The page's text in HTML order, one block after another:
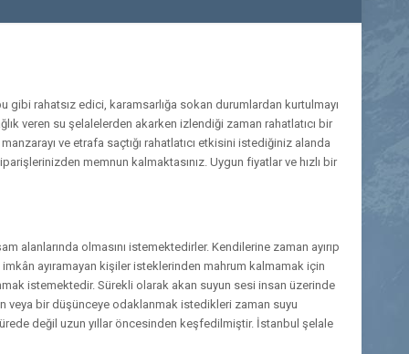
gibi rahatsız edici, karamsarlığa sokan durumlardan kurtulmayı
veren su şelalelerden akarken izlendiği zaman rahatlatıcı bir
ve etrafa saçtığı rahatlatıcı etkisini istediğiniz alanda
memnun kalmaktasınız. Uygun fiyatlar ve hızlı bir
alanlarında olmasını istemektedirler. Kendilerine zaman ayırıp
ayıramayan kişiler isteklerinden mahrum kalmamak için
istemektedir. Sürekli olarak akan suyun sesi insan üzerinde
veya bir düşünceye odaklanmak istedikleri zaman suyu
değil uzun yıllar öncesinden keşfedilmiştir. İstanbul şelale